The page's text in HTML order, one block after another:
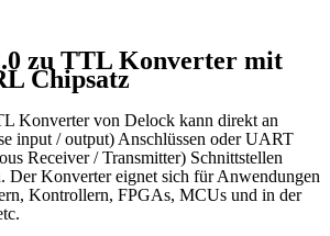
zu TTL Konverter mit
Chipsatz
Konverter von Delock kann direkt an
input / output) Anschlüssen oder UART
Receiver / Transmitter) Schnittstellen
Der Konverter eignet sich für Anwendungen
Kontrollern, FPGAs, MCUs und in der